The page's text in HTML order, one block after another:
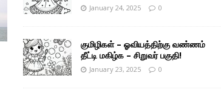
January 24, 2025 0
குமிழிகள் – ஓவியத்திற்கு வண்ணம்
தீட்டி மகிழ்க – சிறுவர் பகுதி!
January 23, 2025 0